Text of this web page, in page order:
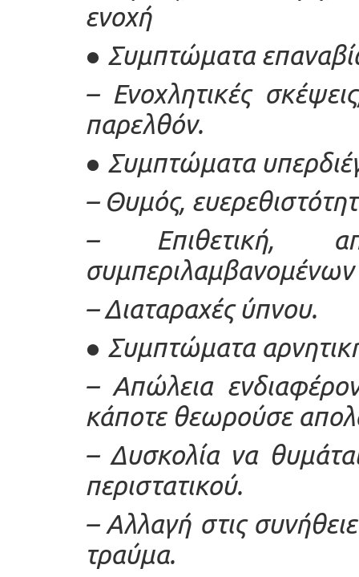
ενοχή
● Συμπτώματα
– Ενοχλητικές
παρελθόν.
● Συμπτώματα
– Θυμός,
– Επιθετική,
–Διαταραχές ύπνου.
● Συμπτώματα
– Απώλεια
κάποτε θεωρούσε
– Δυσκολία να
περιστατικού.
– Αλλαγή στις
τραύμα.